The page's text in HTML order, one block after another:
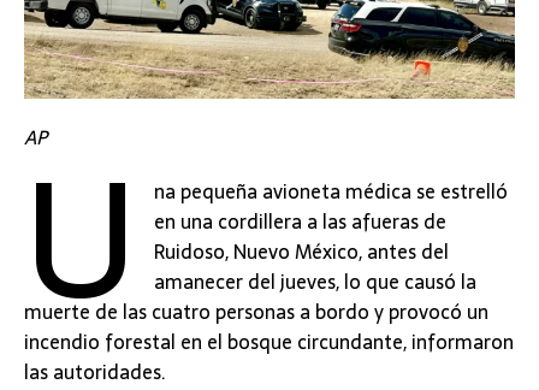
AP
U na pequeña avioneta médica se estrelló
en una cordillera a las afueras de
Ruidoso, Nuevo México, antes del
amanecer del jueves, lo que causó la
muerte de las cuatro personas a bordo y provocó un
incendio forestal en el bosque circundante, informaron
las autoridades.